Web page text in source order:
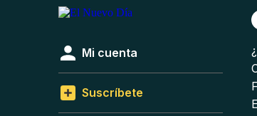
Mi cuenta
Suscríbete